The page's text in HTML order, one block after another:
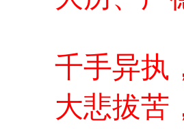
千手异执
大悲拔苦